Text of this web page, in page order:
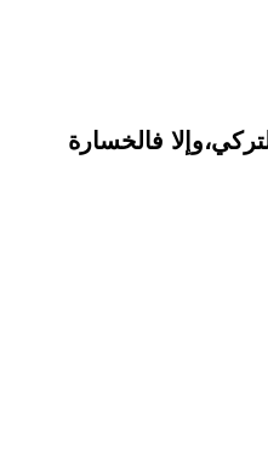
فالخسارة